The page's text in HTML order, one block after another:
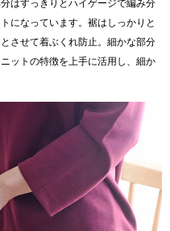
はすっきりとハイゲージで編み分
になっています。裾はしっかりと
させて着ぶくれ防止。細かな部分
ットの特徴を上手に活用し、細か